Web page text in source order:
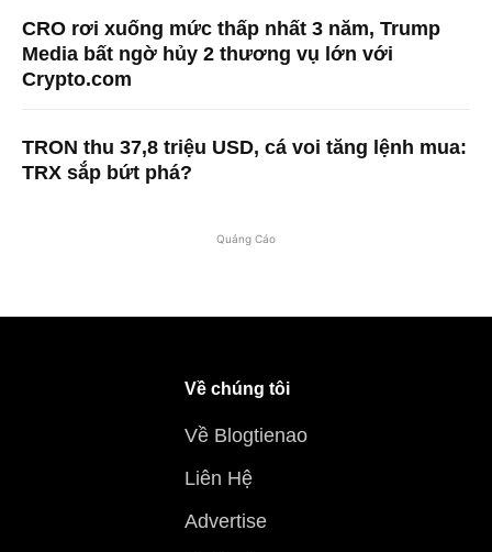
CRO rơi xuống mức thấp nhất 3 năm, Trump
Media bất ngờ hủy 2 thương vụ lớn với
Crypto.com
TRON thu 37,8 triệu USD, cá voi tăng lệnh mua:
TRX sắp bứt phá?
Quảng Cáo
Về chúng tôi
Về Blogtienao
Liên Hệ
Advertise